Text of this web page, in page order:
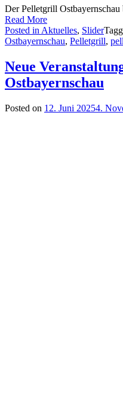
Der Pelletgrill
Read More
Posted in Aktuelles, Slider
Ostbayernschau, Pelletgrill,
Neue
Ostbayernschau
Posted on 12. Juni 20254.